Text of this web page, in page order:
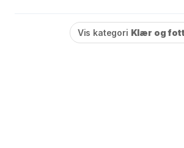
Vis kategori Klær og